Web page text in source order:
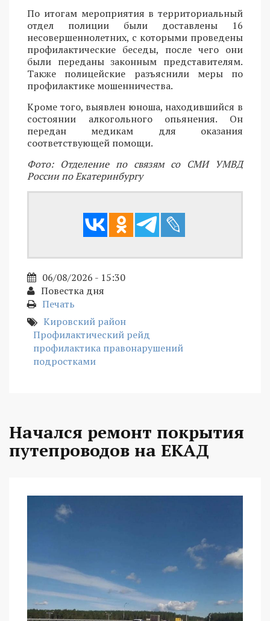
По итогам мероприятия в территориальный
отдел полиции были доставлены 16
несовершеннолетних, с которыми проведены
профилактические беседы, после чего они
были переданы законным представителям.
Также полицейские разъяснили меры по
профилактике мошенничества.
Кроме того, выявлен юноша, находившийся в
состоянии алкогольного опьянения. Он
передан медикам для оказания
соответствующей помощи.
Фото: Отделение по связям со СМИ УМВД
России по Екатеринбургу
06/08/2026 - 15:30
Повестка дня
Печать
Кировский район
Профилактический рейд
профилактика правонарушений
подростками
Начался ремонт покрытия
путепроводов на ЕКАД